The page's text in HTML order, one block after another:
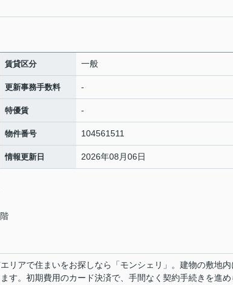
賃貸区分 一般
更新事務手数料 -
特優賃 -
物件番号 104561511
情報更新日 2026年08月06日
リアで住まいをお探しなら「モンシェリ」。建物の敷地内
す。初期費用のカード決済で、手間なく契約手続きを進め